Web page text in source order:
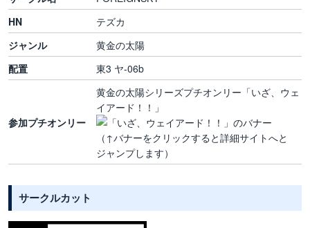
HN
テズカ
ジャンル
黄金の太陽
配置
東3 ヤ-06b
参加プチオンリー
黄金の太陽シリーズプチオンリー「いざ、ウェ
イアード！！」
（↑バナーをクリックすると詳細サイトへと
ジャンプします）
サークルカット